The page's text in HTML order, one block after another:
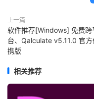
上一篇
软件推荐[Windows] 免费跨
台、Qalculate v5.11.0 官方
携版
相关推荐